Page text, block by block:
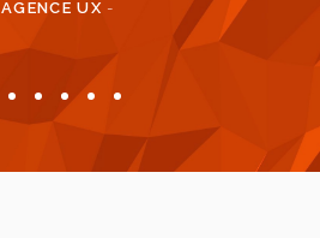
AGENCE UX -